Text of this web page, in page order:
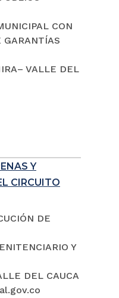
CON
GARANTÍAS
VALLE DEL
Y
CIRCUITO
DE
Y
DEL CAUCA